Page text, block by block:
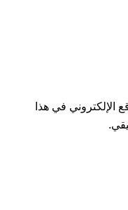
الإلكتروني في هذا